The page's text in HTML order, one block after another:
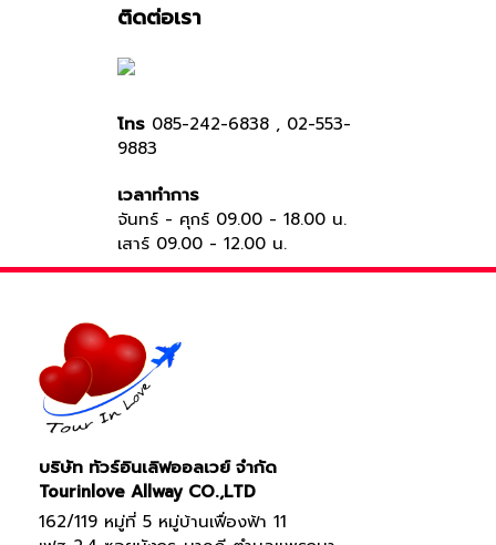
ติดต่อเรา
โทร 085-242-6838 , 02-553-
9883
เวลาทำการ
จันทร์ - ศุกร์ 09.00 - 18.00 น.
เสาร์ 09.00 - 12.00 น.
บริษัท ทัวร์อินเลิฟออลเวย์ จำกัด
Tourinlove Allway CO.,LTD
162/119 หมู่ที่ 5 หมู่บ้านเฟื่องฟ้า 11